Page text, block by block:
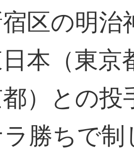
区の明
日本（東
都）との
勝ちで